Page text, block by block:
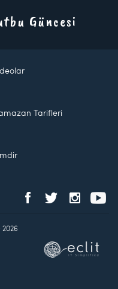
Güncesi
Tarifleri
2026